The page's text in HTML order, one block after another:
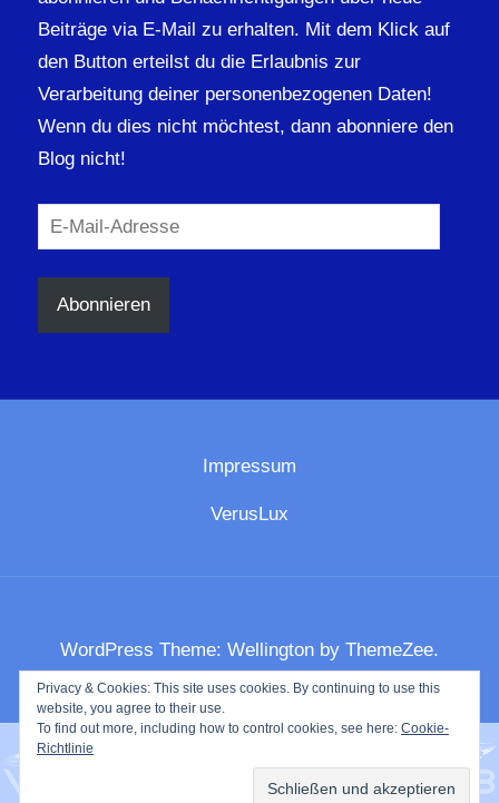
Beiträge via E-Mail zu erhalten. Mit dem Klick auf
den Button erteilst du die Erlaubnis zur
Verarbeitung deiner personenbezogenen Daten!
Wenn du dies nicht möchtest, dann abonniere den
Blog nicht!
E-
Mail-
Adresse
Abonnieren
Impressum
VerusLux
WordPress Theme: Wellington by ThemeZee.
Privacy & Cookies: This site uses cookies. By continuing to use this
website, you agree to their use.
To find out more, including how to control cookies, see here: Cookie-
Richtlinie